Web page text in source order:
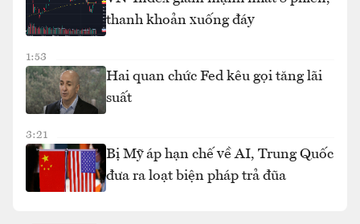
thanh khoản xuống đáy
1:53
Hai quan chức Fed kêu gọi tăng lãi
suất
3:21
Bị Mỹ áp hạn chế về AI, Trung Quốc
đưa ra loạt biện pháp trả đũa